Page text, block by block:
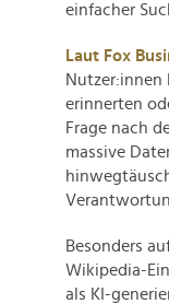
einfacher
Laut Fox
Nutzer:innen
erinnerten
Frage nach
massive
Besonders
Wikipedia-
als KI-